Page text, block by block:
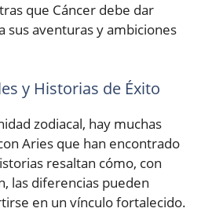
que Cáncer debe dar
sus aventuras y ambiciones
y Historias de Éxito
zodiacal, hay muchas
Aries que han encontrado
resaltan cómo, con
las diferencias pueden
en un vínculo fortalecido.